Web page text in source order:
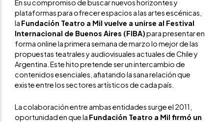
En su compromiso de buscar nuevos horizontes y
plataformas para ofrecer espacios a las artes escénicas,
la Fundación Teatro a Mil vuelve a unirse al Festival
Internacional de Buenos Aires (FIBA)para presentar en
forma online la primera semana de marzo lo mejor de las
propuestas teatrales y audiovisuales actuales de Chile y
Argentina. Este hito pretende ser un intercambio de
contenidos esenciales, afiatando la sana relación que
existe entre los sectores artísticos de cada país.
La colaboración entre ambas entidades surge el 2011,
oportunidad en que la Fundación Teatro a Mil firmó un